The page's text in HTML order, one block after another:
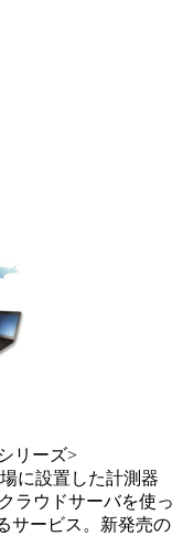
リーズ>
場に設置した計測器
ラウドサーバを使っ
サービス。新発売の